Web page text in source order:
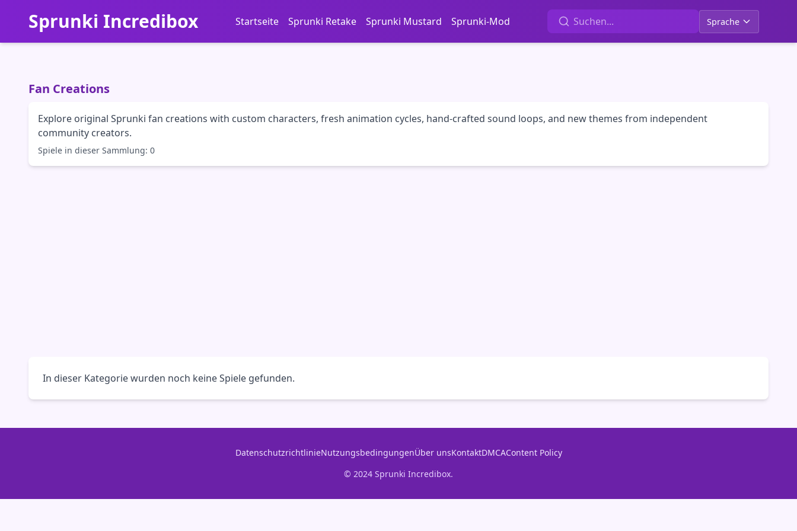
Sprunki Incredibox Startseite Sprunki Retake Sprunki Mustard Sprunki-Mod Sprache
Fan Creations
Explore original Sprunki fan creations with custom characters, fresh animation cycles, hand-crafted sound loops, and new themes from independent
community creators.
Spiele in dieser Sammlung: 0
In dieser Kategorie wurden noch keine Spiele gefunden.
DatenschutzrichtlinieNutzungsbedingungenÜber unsKontaktDMCAContent Policy
© 2024 Sprunki Incredibox.